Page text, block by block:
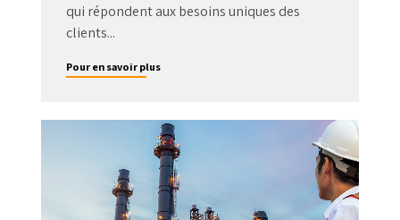
qui répondent aux besoins uniques des
clients...
Pour en savoir plus